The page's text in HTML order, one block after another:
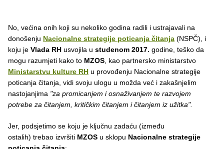
No, većina onih koji su nekoliko godina radili i ustrajavali na
donošenju Nacionalne strategije poticanja čitanja (NSPČ), i
koju je Vlada RH usvojila u studenom 2017. godine, teško da
mogu razumjeti kako to MZOS, kao partnersko ministarstvo
Ministarstvu kulture RH u provođenju Nacionalne strategije
poticanja čitanja, vidi svoju ulogu u možda već i zakašnjelim
nastojanjima "za promicanjem i osnaživanjem te razvojem
potrebe za čitanjem, kritičkim čitanjem i čitanjem iz užitka".
Jer, podsjetimo se koju je ključnu zadaću (između
ostalih) trebao izvršiti MZOS u sklopu Nacionalne strategije